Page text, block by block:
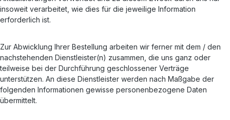
insoweit verarbeitet, wie dies für die jeweilige Information
erforderlich ist.
Zur Abwicklung Ihrer Bestellung arbeiten wir ferner mit dem / den
nachstehenden Dienstleister(n) zusammen, die uns ganz oder
teilweise bei der Durchführung geschlossener Verträge
unterstützen. An diese Dienstleister werden nach Maßgabe der
folgenden Informationen gewisse personenbezogene Daten
übermittelt.